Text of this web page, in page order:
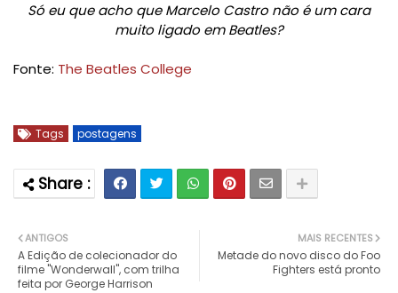
Só eu que acho que Marcelo Castro não é um cara
muito ligado em Beatles?
Fonte: The Beatles College
Tags postagens
MAIS RECENTES
Metade do novo disco do Foo
Fighters está pronto
ANTIGOS
A Edição de colecionador do
filme "Wonderwall", com trilha
feita por George Harrison